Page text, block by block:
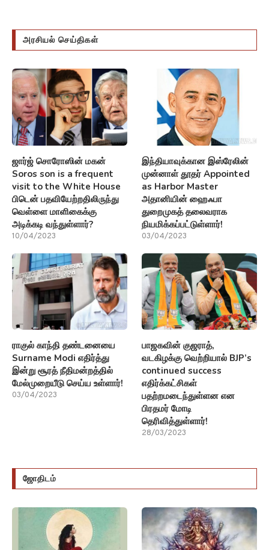
அரசியல் செய்திகள்
ஜார்ஜ் சொரோஸின் மகன்
Soros son is a frequent
visit to the White House
பிடென் பதவியேற்றதிலிருந்து
வெள்ளை மாளிகைக்கு
அடிக்கடி வந்துள்ளார்?
10/04/2023
இந்தியாவுக்கான இஸ்ரேலின்
முன்னாள் தூதர் Appointed
as Harbor Master
அதானியின் ஹைஃபா
துறைமுகத் தலைவராக
நியமிக்கப்பட்டுள்ளார்!
03/04/2023
ராகுல் காந்தி தண்டனையை
Surname Modi எதிர்த்து
இன்று சூரத் நீதிமன்றத்தில்
மேல்முறையீடு செய்ய உள்ளார்!
03/04/2023
பாஜகவின் குஜராத்,
வடகிழக்கு வெற்றியால் BJP’s
continued success
எதிர்க்கட்சிகள்
பதற்றமடைந்துள்ளன என
பிரதமர் மோடி
தெரிவித்துள்ளார்!
28/03/2023
ஜோதிடம்